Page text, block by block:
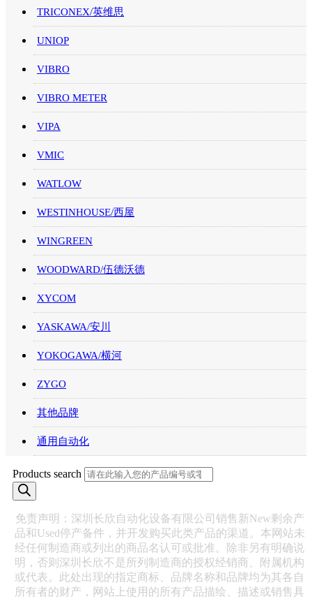
TRICONEX/英维思
UNIOP
VIBRO
VIBRO METER
VIPA
VMIC
WATLOW
WESTINHOUSE/西屋
WINGREEN
WOODWARD/伍德沃德
XYCOM
YASKAWA/安川
YOKOGAWA/横河
ZYGO
其他品牌
通用自动化
Products search
免责声明：深圳长欣自动化设备有限公司销售新New剩余产
品和Used停产备件，并开发购买此类产品的渠道。本网站未
经任何制造商或列出的商品名认可或批准。除非另有明确说
明，否则深圳长欣不是所列制造商的授权经销商、附属机构
或代表。此处出现的指定商标、品牌名称和品牌均为其各自
所有者的财产，网站上使用的所有产品描绘、描述或销售具